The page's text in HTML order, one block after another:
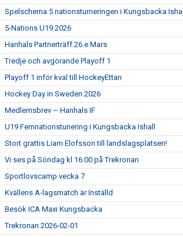
Spelschema 5 nationsturneringen i Kungsbacka Ishall
5-Nations U19 2026
Hanhals Partnerträff 26.e Mars
Tredje och avgörande Playoff 1
Playoff 1 inför kval till HockeyEttan
Hockey Day in Sweden 2026
Medlemsbrev – Hanhals IF
U19 Femnationstunering i Kungsbacka Ishall
Stort grattis Liam Elofsson till landslagsplatsen!
Vi ses på Söndag kl 16:00 på Trekronan
Sportlovscamp vecka 7
Kvällens A-lagsmatch är Inställd
Besök ICA Maxi Kungsbacka
Trekronan 2026-02-01